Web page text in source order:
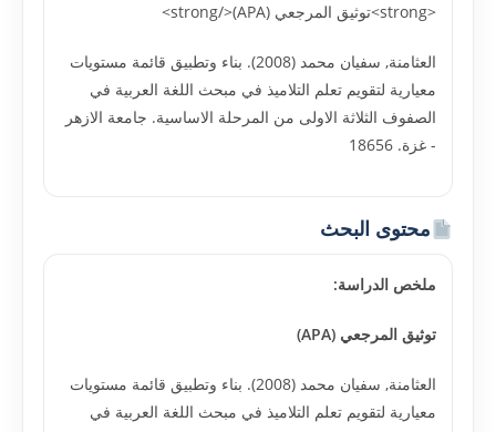
<strong>توثيق المرجعي (APA)</strong>
العثامنة, سفيان محمد (2008). بناء وتطبيق قائمة مستويات
معيارية لتقويم تعلم التلاميذ في مبحث اللغة العربية في
الصفوف الثلاثة الاولى من المرحلة الاساسية. جامعة الازهر
- غزة. 18656
محتوى البحث
ملخص الدراسة:
توثيق المرجعي (APA)
العثامنة, سفيان محمد (2008). بناء وتطبيق قائمة مستويات
معيارية لتقويم تعلم التلاميذ في مبحث اللغة العربية في